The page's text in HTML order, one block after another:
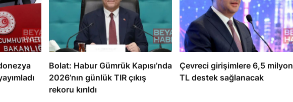
Bolat: Habur Gümrük Kapısı’nda
2026’nın günlük TIR çıkış
rekoru kırıldı
Çevreci girişimlere 6,5 milyon
TL destek sağlanacak